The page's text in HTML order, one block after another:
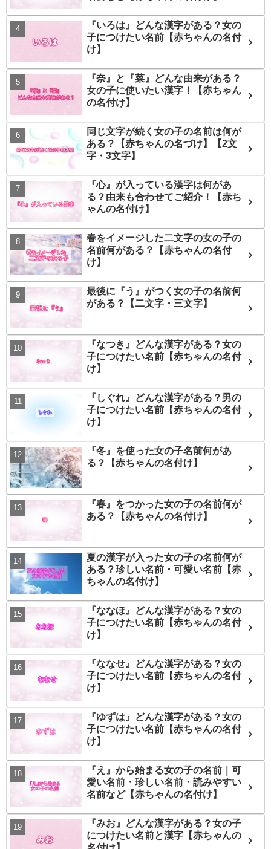
『いろは』どんな漢字がある？女の
子につけたい名前【赤ちゃんの名付
け】
『奈』と『菜』どんな由来がある？
女の子に使いたい漢字！【赤ちゃん
の名付け】
同じ文字が続く女の子の名前は何が
ある？【赤ちゃんの名づけ】【2文
字・3文字】
『心』が入っている漢字は何があ
る？由来も合わせてご紹介！【赤ち
ゃんの名付け】
春をイメージした二文字の女の子の
名前何がある？【赤ちゃんの名付
け】
最後に『う』がつく女の子の名前何
がある？【二文字・三文字】
『なつき』どんな漢字がある？女の
子につけたい名前【赤ちゃんの名付
け】
『しぐれ』どんな漢字がある？男の
子につけたい名前【赤ちゃんの名付
け】
『冬』を使った女の子名前何があ
る？【赤ちゃんの名付け】
『春』をつかった女の子の名前何が
ある？【赤ちゃんの名付け】
夏の漢字が入った女の子の名前何が
ある？珍しい名前・可愛い名前【赤
ちゃんの名付け】
『ななほ』どんな漢字がある？女の
子につけたい名前【赤ちゃんの名付
け】
『ななせ』どんな漢字がある？女の
子につけたい名前【赤ちゃんの名付
け】
『ゆずは』どんな漢字がある？女の
子につけたい名前【赤ちゃんの名付
け】
『え』から始まる女の子の名前｜可
愛い名前・珍しい名前・読みやすい
名前など【赤ちゃんの名付け】
『みお』どんな漢字がある？女の子
につけたい名前と漢字【赤ちゃんの